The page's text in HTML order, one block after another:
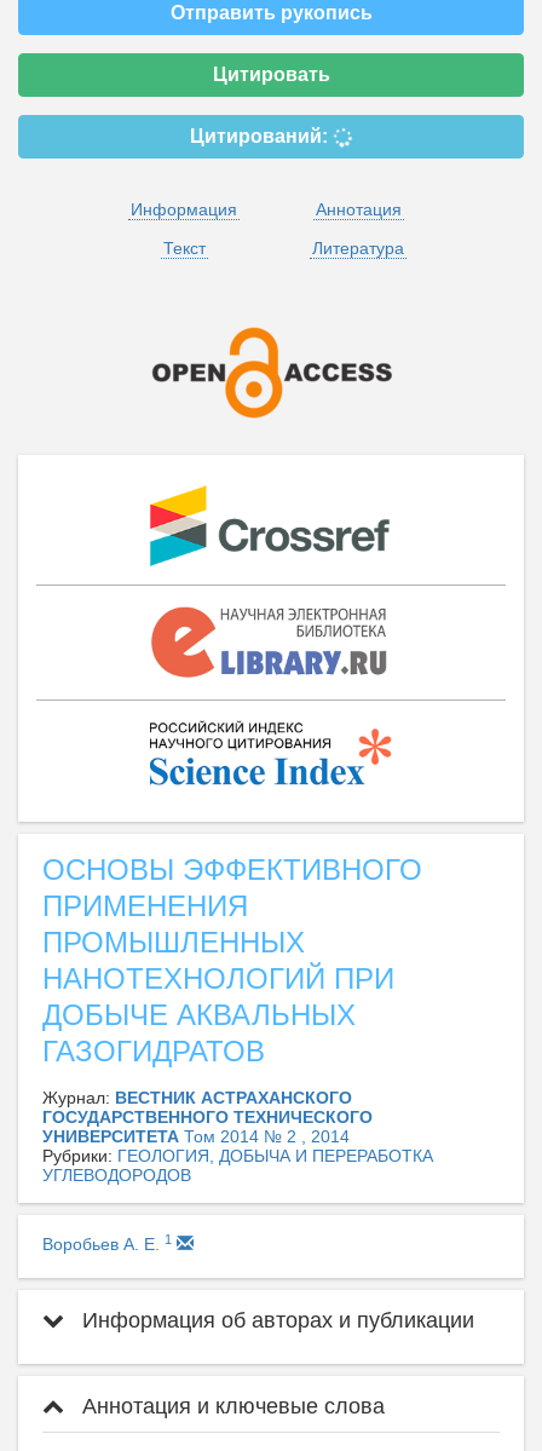
Отправить рукопись
Цитировать
Цитирований:
Информация
Аннотация
Текст
Литература
ОСНОВЫ ЭФФЕКТИВНОГО
ПРИМЕНЕНИЯ
ПРОМЫШЛЕННЫХ
НАНОТЕХНОЛОГИЙ ПРИ
ДОБЫЧЕ АКВАЛЬНЫХ
ГАЗОГИДРАТОВ
Журнал: ВЕСТНИК АСТРАХАНСКОГО
ГОСУДАРСТВЕННОГО ТЕХНИЧЕСКОГО
УНИВЕРСИТЕТА Том 2014 № 2 , 2014
Рубрики: ГЕОЛОГИЯ, ДОБЫЧА И ПЕРЕРАБОТКА
УГЛЕВОДОРОДОВ
Воробьев А. Е. 1
Информация об авторах и публикации
Аннотация и ключевые слова